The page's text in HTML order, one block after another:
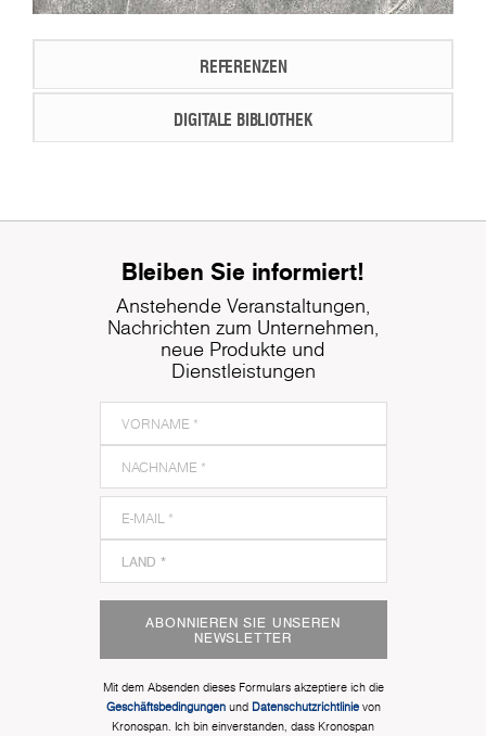
REFERENZEN
DIGITALE BIBLIOTHEK
Bleiben Sie informiert!
Anstehende Veranstaltungen,
Nachrichten zum Unternehmen,
neue Produkte und
Dienstleistungen
ABONNIEREN SIE UNSEREN
NEWSLETTER
Mit dem Absenden dieses Formulars akzeptiere ich die
Geschäftsbedingungenund Datenschutzrichtlinievon
Kronospan. Ich bin einverstanden, dass Kronospan